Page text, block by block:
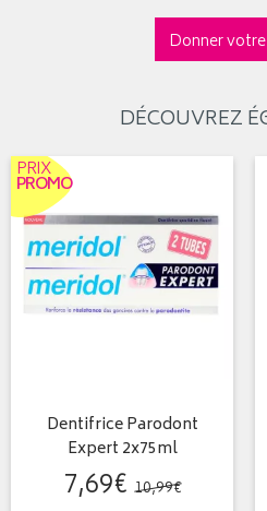
Donner
DÉCOUVREZ
PRIX
PROMO
Dentifrice Parodont
Expert 2x75ml
7,69€ 10,99€